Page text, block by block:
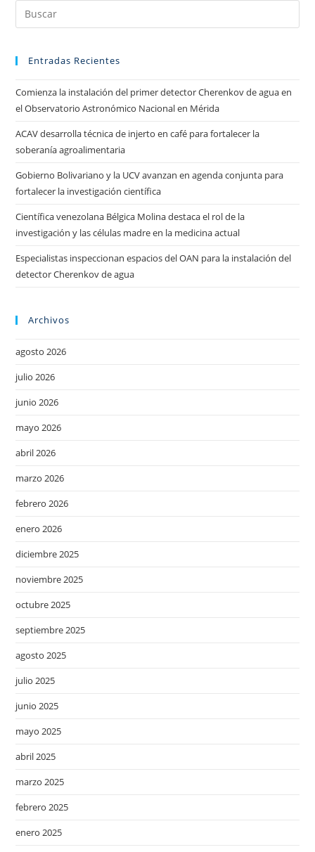
Entradas Recientes
Comienza la instalación del primer detector Cherenkov de agua en
el Observatorio Astronómico Nacional en Mérida
ACAV desarrolla técnica de injerto en café para fortalecer la
soberanía agroalimentaria
Gobierno Bolivariano y la UCV avanzan en agenda conjunta para
fortalecer la investigación científica
Científica venezolana Bélgica Molina destaca el rol de la
investigación y las células madre en la medicina actual
Especialistas inspeccionan espacios del OAN para la instalación del
detector Cherenkov de agua
Archivos
agosto 2026
julio 2026
junio 2026
mayo 2026
abril 2026
marzo 2026
febrero 2026
enero 2026
diciembre 2025
noviembre 2025
octubre 2025
septiembre 2025
agosto 2025
julio 2025
junio 2025
mayo 2025
abril 2025
marzo 2025
febrero 2025
enero 2025